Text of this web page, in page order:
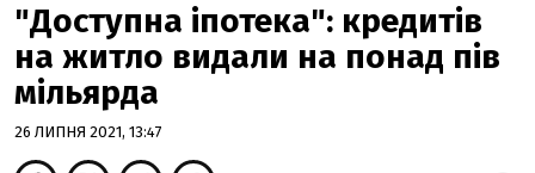
"Доступна іпотека": кредитів
на житло видали на понад пів
мільярда
26 ЛИПНЯ 2021, 13:47